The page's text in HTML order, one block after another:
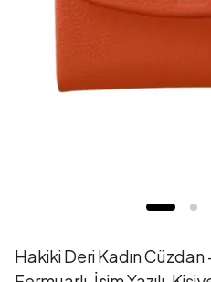
Hakiki Deri Kadın